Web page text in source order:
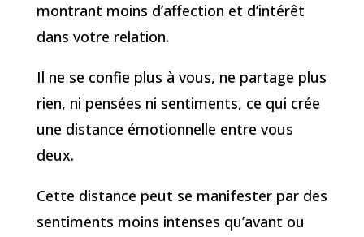
montrant moins d’affection et d’intérêt
dans votre relation.
Il ne se confie plus à vous, ne partage plus
rien, ni pensées ni sentiments, ce qui crée
une distance émotionnelle entre vous
deux.
Cette distance peut se manifester par des
sentiments moins intenses qu’avant ou